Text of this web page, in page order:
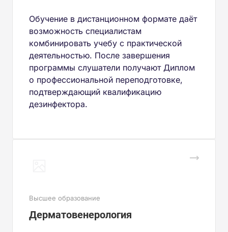
Обучение в дистанционном формате даёт
возможность специалистам
комбинировать учебу с практической
деятельностью. После завершения
программы слушатели получают Диплом
о профессиональной переподготовке,
подтверждающий квалификацию
дезинфектора.
Высшее образование
Дерматовенерология